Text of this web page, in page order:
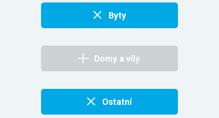
Byty
Domy a vily
Ostatní